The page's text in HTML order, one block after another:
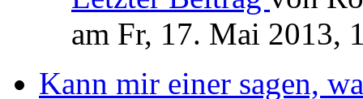
am Fr, 17. Mai 2013,
Kann mir einer sagen,